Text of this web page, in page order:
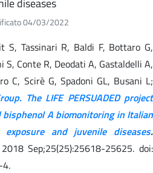
04/03/2022
S, Tassinari R, Baldi F, Bottaro G,
S, Conte R, Deodati A, Gastaldelli A,
C, Scirè G, Spadoni GL, Busani L;
The LIFE PERSUADED project
A biomonitoring in Italian
and juvenile diseases.
Sep;25(25):25618-25625. doi: